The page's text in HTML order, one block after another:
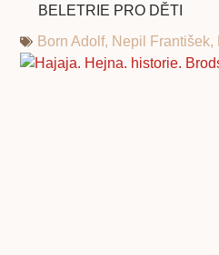
BELETRIE PRO DĚTI
Born Adolf, Nepil František,